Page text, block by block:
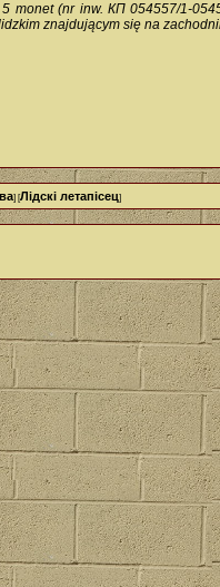
monet (nr inw. КП 054557/1-
znajdującym się na
] [Лідскі летапісец]